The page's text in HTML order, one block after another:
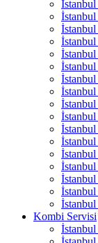
Kombi Servisi